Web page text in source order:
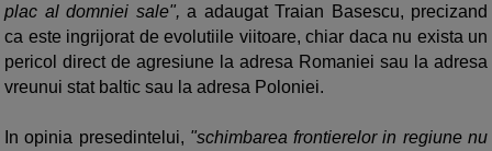
plac al domniei sale", a adaugat Traian Basescu, precizand
ca este ingrijorat de evolutiile viitoare, chiar daca nu exista un
pericol direct de agresiune la adresa Romaniei sau la adresa
vreunui stat baltic sau la adresa Poloniei.
In opinia presedintelui, "schimbarea frontierelor in regiune nu